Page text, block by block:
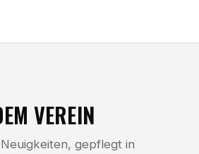
VEREIN
gepflegt in